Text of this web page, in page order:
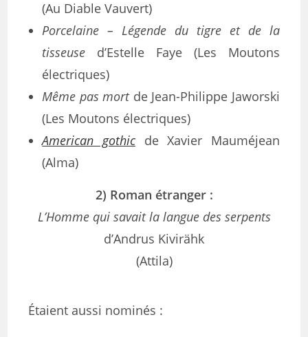
(Au Diable Vauvert)
Porcelaine – Légende du tigre et de la
tisseuse d’Estelle Faye (Les Moutons
électriques)
Même pas mortde Jean-Philippe Jaworski
(Les Moutons électriques)
American gothicde Xavier Mauméjean
(Alma)
2) Roman étranger :
L’Homme qui savait la langue des serpents
d’Andrus Kivirähk
(Attila)
Étaient aussi nominés :